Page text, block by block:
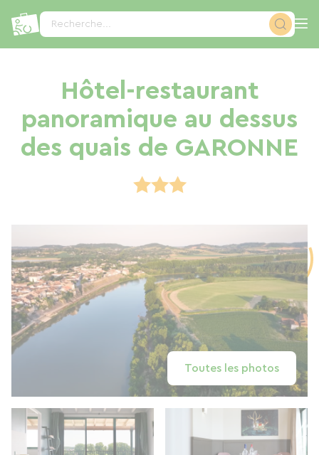
Recherche...
Hôtel-restaurant
panoramique au dessus
des quais de GARONNE
Toutes les photos
Panneau de gestion des cookies